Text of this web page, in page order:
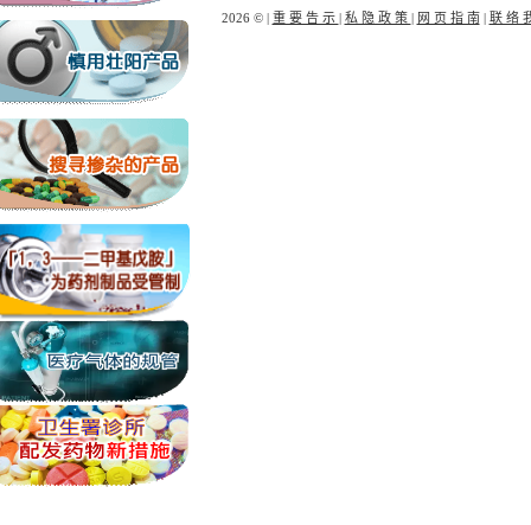
2026 © | 重 要 告 示 | 私 隐 政 策 | 网 页 指 南| 联 络